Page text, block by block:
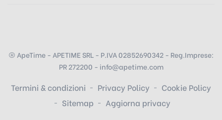
ApeTime - APETIME SRL - P.IVA 02852690342 - Reg.Imprese:
PR 272200 - info@apetime.com
Termini & condizioni Privacy Policy
Cookie Policy
Sitemap
Aggiorna privacy